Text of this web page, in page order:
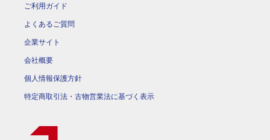
ご利用ガイド
よくあるご質問
企業サイト
会社概要
個人情報保護方針
特定商取引法・古物営業法に基づく表示